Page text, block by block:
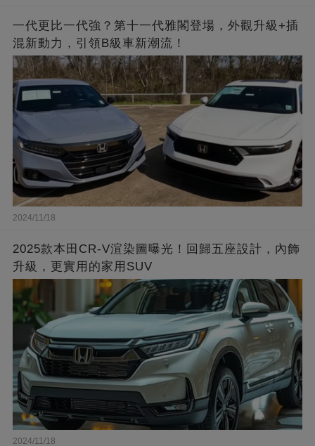
一代更比一代強？第十一代雅閣登場，外觀升級+插
混新動力，引領B級車新潮流！
2024/11/18
2025款本田CR-V渲染圖曝光！回歸五座設計，內飾
升級，更實用的家用SUV
2024/11/18